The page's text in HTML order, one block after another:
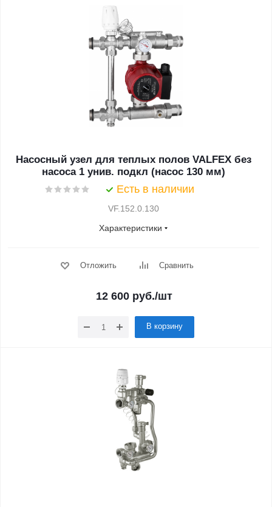
Насосный узел для теплых полов VALFEX без
насоса 1 унив. подкл (насос 130 мм)
Есть в наличии
VF.152.0.130
Характеристики
Отложить Сравнить
12 600руб./шт
В корзину